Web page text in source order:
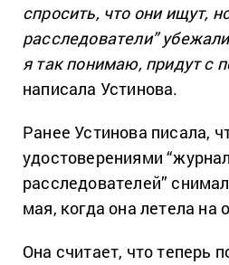
спросить, что они ищут,
расследователи”
я так понимаю, придут с
написала Устинова.
Ранее Устинова писала,
удостоверениями
расследователей”
мая, когда она летела
Она считает, что теперь